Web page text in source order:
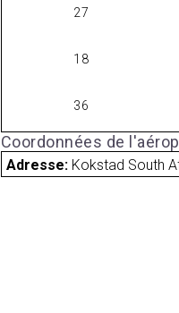
27
18
36
Coordonnées de
Adresse: Kokstad South